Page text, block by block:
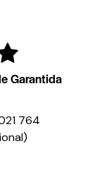
Garantida
764